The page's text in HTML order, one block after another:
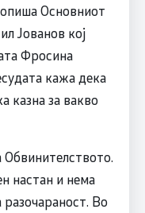
Основниот
Јованов кој
Фросина
кажа дека
казна за вакво
Обвинителството.
настан и нема
разочараност. Во